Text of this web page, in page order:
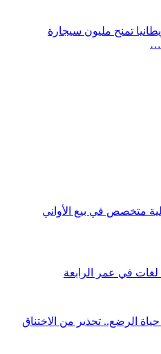
تمنح مليون سيجارة
متخصص في بيع الأواني
الرضع.. تحذير من الاختناق